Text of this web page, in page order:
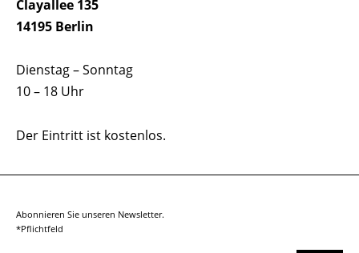
Clayallee 135
14195 Berlin
Dienstag – Sonntag
10 – 18 Uhr
Der Eintritt ist kostenlos.
Abonnieren Sie unseren Newsletter.
*Pflichtfeld